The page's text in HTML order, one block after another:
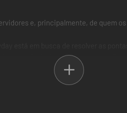
e, principalmente, de quem
controle de drones altamente
Seu novo objetivo está
e o Pacote de Armas Erro de